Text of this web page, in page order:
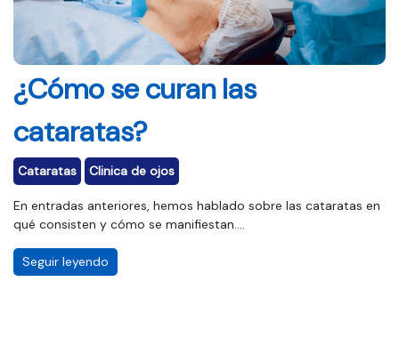
¿Cómo se curan las
cataratas?
Cataratas Clinica de ojos
En entradas anteriores, hemos hablado sobre las cataratas en
qué consisten y cómo se manifiestan....
Seguir leyendo